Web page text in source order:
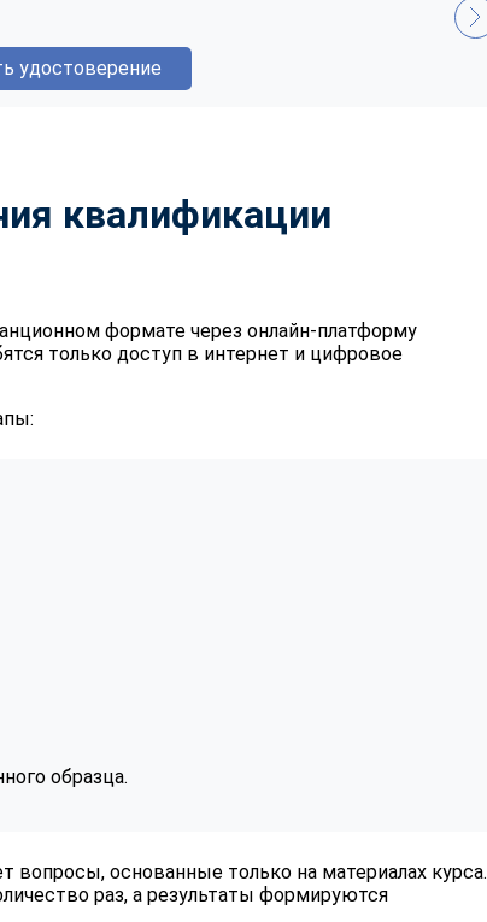
удостоверение
квалификации
формате через онлайн-платформу
только доступ в интернет и цифровое
образца.
вопросы, основанные только на материалах курса.
раз, а результаты формируются